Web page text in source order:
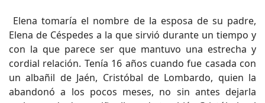
Elena tomaría el nombre de la esposa de su padre,
Elena de Céspedes a la que sirvió durante un tiempo y
con la que parece ser que mantuvo una estrecha y
cordial relación. Tenía 16 años cuando fue casada con
un albañil de Jaén, Cristóbal de Lombardo, quien la
abandonó a los pocos meses, no sin antes dejarla